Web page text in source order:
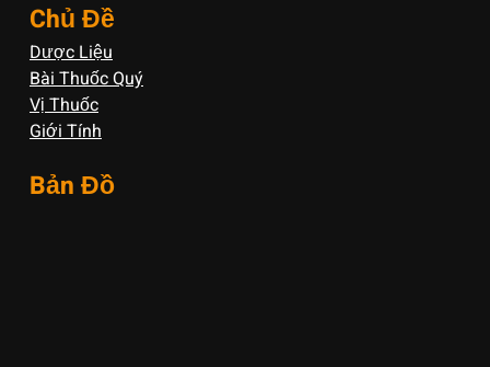
Chủ Đề
Dược Liệu
Bài Thuốc Quý
Vị Thuốc
Giới Tính
Bản Đồ